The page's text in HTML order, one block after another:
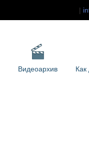
Видеоархив Как